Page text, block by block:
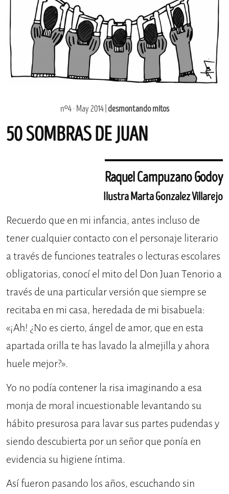
nº4 · May 2014 | desmontando mitos
50 SOMBRAS DE JUAN
Raquel Campuzano Godoy
Ilustra Marta Gonzalez Villarejo
Recuerdo que en mi infancia, antes incluso de
tener cualquier contacto con el personaje literario
a través de funciones teatrales o lecturas escolares
obligatorias, conocí el mito del Don Juan Tenorio a
través de una particular versión que siempre se
recitaba en mi casa, heredada de mi bisabuela:
«¡Ah! ¿No es cierto, ángel de amor, que en esta
apartada orilla te has lavado la almejilla y ahora
huele mejor?».
Yo no podía contener la risa imaginando a esa
monja de moral incuestionable levantando su
hábito presurosa para lavar sus partes pudendas y
siendo descubierta por un señor que ponía en
evidencia su higiene íntima.
Así fueron pasando los años, escuchando sin